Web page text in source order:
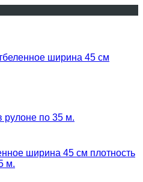
ширина 45 см плотность
м.